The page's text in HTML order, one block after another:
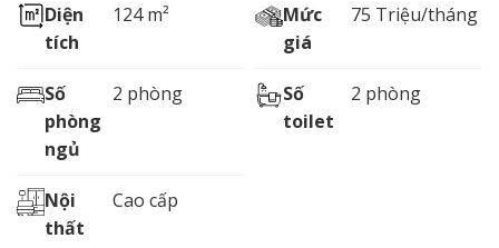
Diện
tích
124 m²
Mức
giá
75 Triệu/tháng
Số
phòng
ngủ
2 phòng
Số
toilet
2 phòng
Nội
thất
Cao cấp